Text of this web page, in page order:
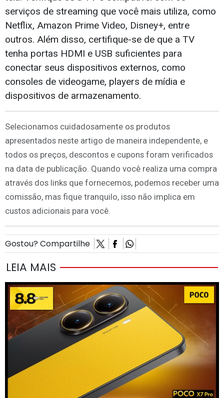
serviços de streaming que você mais utiliza, como
Netflix, Amazon Prime Video, Disney+, entre
outros. Além disso, certifique-se de que a TV
tenha portas HDMI e USB suficientes para
conectar seus dispositivos externos, como
consoles de videogame, players de mídia e
dispositivos de armazenamento.
Selecionamos cuidadosamente os produtos
apresentados neste artigo de maneira independente, e
todos os preços, descontos e cupons foram verificados
na data de publicação. Quando você realiza uma compra
através dos links que fornecemos, podemos receber uma
comissão, mas fique tranquilo, isso não implica em
custos adicionais para você.
Gostou? Compartilhe
LEIA MAIS